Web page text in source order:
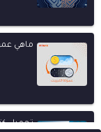
ماهي
تحميل